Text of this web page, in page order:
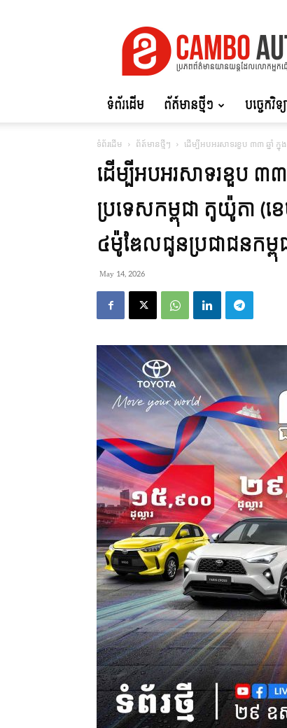
Auto
ទំព័រដើម ព័ត៍មានថ្មីៗ បច្ចេកវិទ្
ទំព័រដើម ព័ត៍មានថ្មីៗ ដើម្បីអបអរសាទរខួប ៣៣ ឆ្នាំ ក្នុ
ដើម្បីអបអរសាទរខួប ៣៣ ឆ្
ប្រទេសកម្ពុជា តូយ៉ូតា (ខ
៤ម៉ូឌែលជូនប្រជាជនកម្ពុ
May 14, 2026